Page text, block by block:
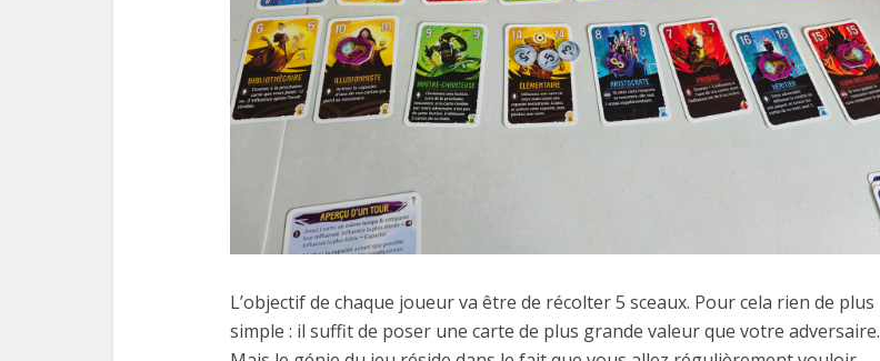
L’objectif de chaque joueur va être de récolter 5 sceaux. Pour cela rien de plus
simple : il suffit de poser une carte de plus grande valeur que votre adversaire.